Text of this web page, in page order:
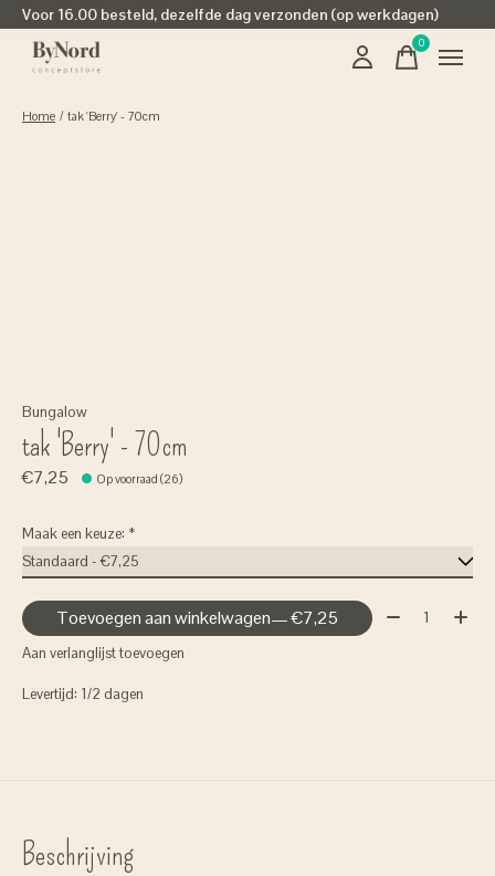
Voor 16.00 besteld, dezelfde dag verzonden (op werkdagen)
0items
Home / tak 'Berry' - 70cm
Bungalow
tak 'Berry' - 70cm
€7,25 Op voorraad (26)
Maak een keuze: *
Toevoegen aan winkelwagen — €7,25 Aantal:
Aan verlanglijst toevoegen
Levertijd: 1/2 dagen
Beschrijving